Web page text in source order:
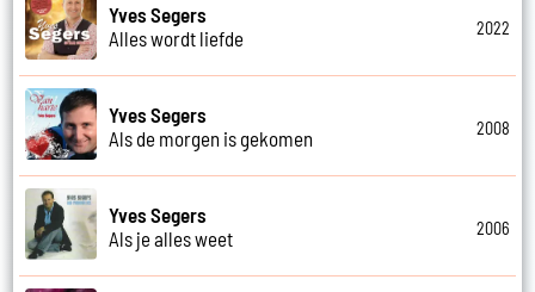
Yves Segers
Alles wordt liefde
2022
Yves Segers
Als de morgen is gekomen
2008
Yves Segers
Als je alles weet
2006